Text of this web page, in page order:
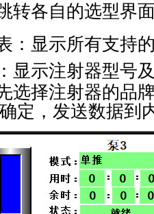
转各自的选型界
：显示所有支持
显示注射器型号
选择注射器的品
定，发送数据到